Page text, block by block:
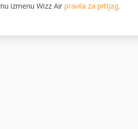
izmenu Wizz Air pravila za prtljag.